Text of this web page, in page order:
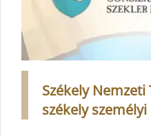
Székely Nemzeti
székely